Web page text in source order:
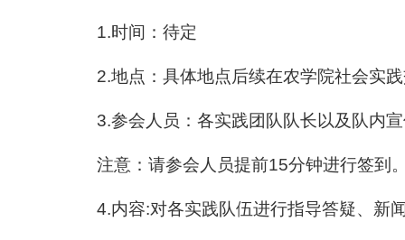
1.时间：待定
2.地点：具体地点后续在农学院社会实
3.参会人员：各实践团队队长以及队内
注意：请参会人员提前15分钟进行签到
4.内容:对各实践队伍进行指导答疑、新